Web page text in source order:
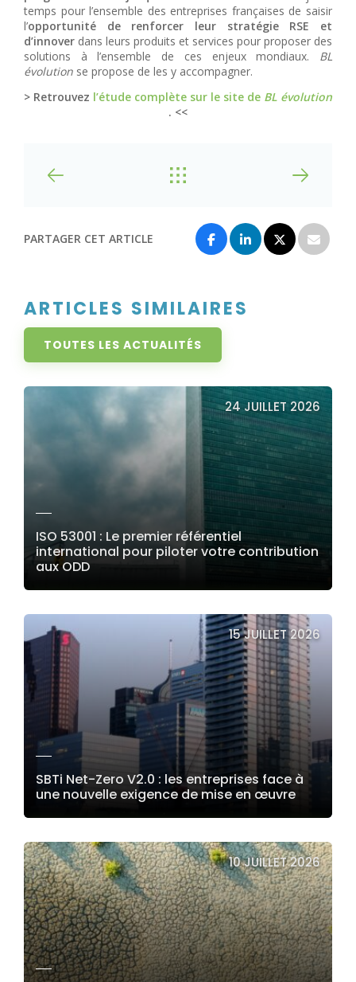
temps pour l’ensemble des entreprises françaises de saisir
l’opportunité de renforcer leur stratégie RSE et
d’innover dans leurs produits et services pour proposer des
solutions à l’ensemble de ces enjeux mondiaux. BL
évolution se propose de les y accompagner.
> Retrouvez l’étude complète sur le site de BL évolution
. <<
PARTAGER CET ARTICLE
ARTICLES SIMILAIRES
TOUTES LES ACTUALITÉS
24 JUILLET 2026
ISO 53001 : Le premier référentiel
international pour piloter votre contribution
aux ODD
LIRE LA SUITE
15 JUILLET 2026
SBTi Net-Zero V2.0 : les entreprises face à
une nouvelle exigence de mise en œuvre
LIRE LA SUITE
10 JUILLET 2026